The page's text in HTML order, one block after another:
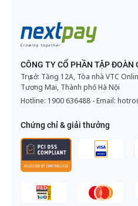
CÔNG TY CỔ PHẦN TẬP ĐOÀN
Trụ sở: Tầng 12A, Tòa nhà VTC
Tương Mai, Thành phố Hà Nội
Hotline: 1900 636488 - Email:
Chứng chỉ & giải thưởng